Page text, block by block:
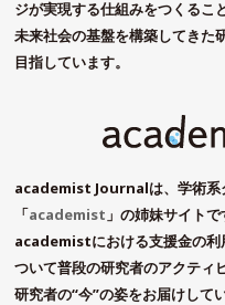
ジが実現する仕組みをつくるこ
未来社会の基盤を構築してきた
目指しています。
academist Journalは、学術系
「academist 」の姉妹サイト
academistにおける支援金の利
ついて普段の研究者のアクティ
研究者の“今”の姿をお届けして